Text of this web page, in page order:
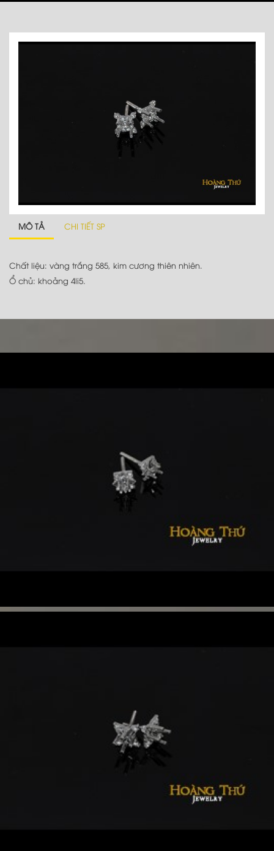
MÔ TẢ CHI TIẾT SP
Chất liệu: vàng trắng 585, kim cương thiên nhiên.
Ổ chủ: khoảng 4li5.